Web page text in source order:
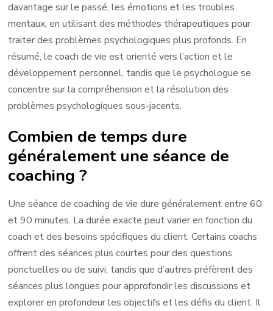
davantage sur le passé, les émotions et les troubles
mentaux, en utilisant des méthodes thérapeutiques pour
traiter des problèmes psychologiques plus profonds. En
résumé, le coach de vie est orienté vers l’action et le
développement personnel, tandis que le psychologue se
concentre sur la compréhension et la résolution des
problèmes psychologiques sous-jacents.
Combien de temps dure
généralement une séance de
coaching ?
Une séance de coaching de vie dure généralement entre 60
et 90 minutes. La durée exacte peut varier en fonction du
coach et des besoins spécifiques du client. Certains coachs
offrent des séances plus courtes pour des questions
ponctuelles ou de suivi, tandis que d’autres préfèrent des
séances plus longues pour approfondir les discussions et
explorer en profondeur les objectifs et les défis du client. Il